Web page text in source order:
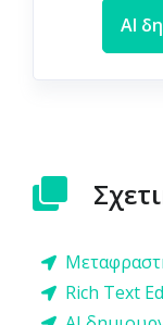
AI
Rich Text